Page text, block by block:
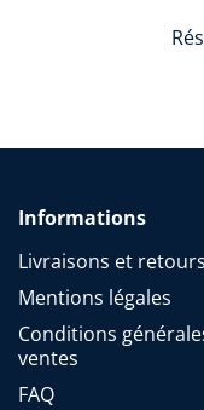
Informations
Livraisons et retours
Mentions légales
Conditions
ventes
FAQ